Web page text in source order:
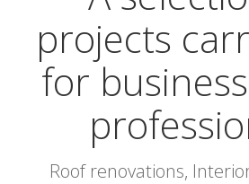
projects
for
Roof renovations,